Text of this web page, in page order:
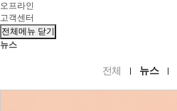
오프라인
고객센터
전체메뉴 닫기
뉴스
전체 뉴스